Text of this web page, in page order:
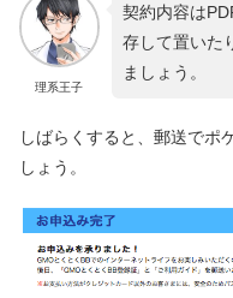
理系王子
契約内容は
存して置いた
ましょう。
しばらくすると、郵送でポ
しょう。